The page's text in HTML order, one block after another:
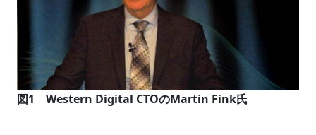
図1 Western Digital CTOのMartin Fink氏